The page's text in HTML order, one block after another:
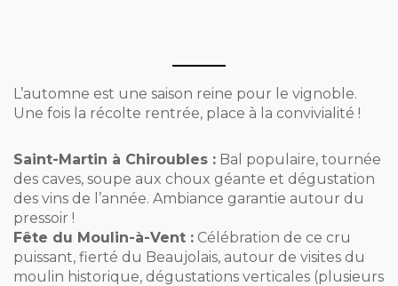
L’automne est une saison reine pour le vignoble.
Une fois la récolte rentrée, place à la convivialité !
Saint-Martin à Chiroubles : Bal populaire, tournée
des caves, soupe aux choux géante et dégustation
des vins de l’année. Ambiance garantie autour du
pressoir !
Fête du Moulin-à-Vent : Célébration de ce cru
puissant, fierté du Beaujolais, autour de visites du
moulin historique, dégustations verticales (plusieurs